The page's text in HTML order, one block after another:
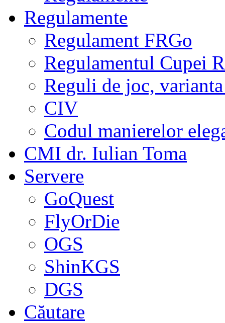
Regulamente
Regulament FRGo
Regulamentul Cupei
Reguli de joc,
CIV
Codul manierelor
CMI dr. Iulian Toma
Servere
GoQuest
FlyOrDie
OGS
ShinKGS
DGS
Căutare